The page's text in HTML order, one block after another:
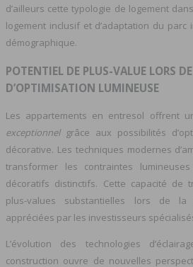
d’ailleurs cette typologie de logement
logement inclusif et d’adaptation du parc
démographique.
POTENTIEL DE PLUS-VALUE LORS
D’OPTIMISATION LUMINEUSE
Les appartements en entresol offrent
exceptionnel grâce aux possibilités
décorative. Les techniques modernes
transformer les contraintes
décoratifs distinctifs. Cette capacité de
plus-values substantielles lors de la
appréciées par les investisseurs
L’évolution des technologies
construction ouvre de nouvelles